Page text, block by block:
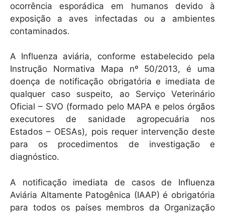
ocorrência esporádica em humanos devido à
exposição a aves infectadas ou a ambientes
contaminados.
A Influenza aviária, conforme estabelecido pela
Instrução Normativa Mapa nº 50/2013, é uma
doença de notificação obrigatória e imediata de
qualquer caso suspeito, ao Serviço Veterinário
Oficial – SVO (formado pelo MAPA e pelos órgãos
executores de sanidade agropecuária nos
Estados – OESAs), pois requer intervenção deste
para os procedimentos de investigação e
diagnóstico.
A notificação imediata de casos de Influenza
Aviária Altamente Patogênica (IAAP) é obrigatória
para todos os países membros da Organização